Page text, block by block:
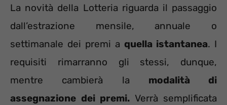
La novità della Lotteria riguarda il passaggio
dall’estrazione mensile, annuale o
settimanale dei premi a quella istantanea. I
requisiti rimarranno gli stessi, dunque,
mentre cambierà la modalità di
assegnazione dei premi. Verrà semplificata